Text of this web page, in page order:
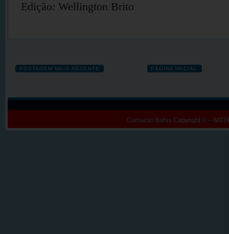
Edição: Wellington Brito
POSTAGEM MAIS RECENTE PÁGINA INICIAL
Camacan Bahia Copyright © --